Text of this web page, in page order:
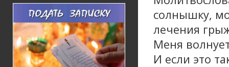
солнышку,
лечения
Меня
И если это